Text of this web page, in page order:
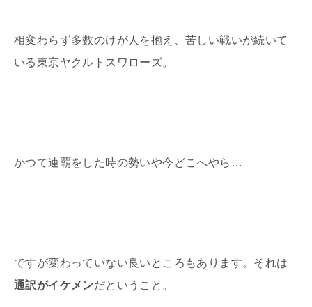
相変わらず多数のけが人を抱え、苦しい戦いが続いて
いる東京ヤクルトスワローズ。
かつて連覇をした時の勢いや今どこへやら …
ですが変わっていない良いところもあります。それは
通訳がイケメンだということ。